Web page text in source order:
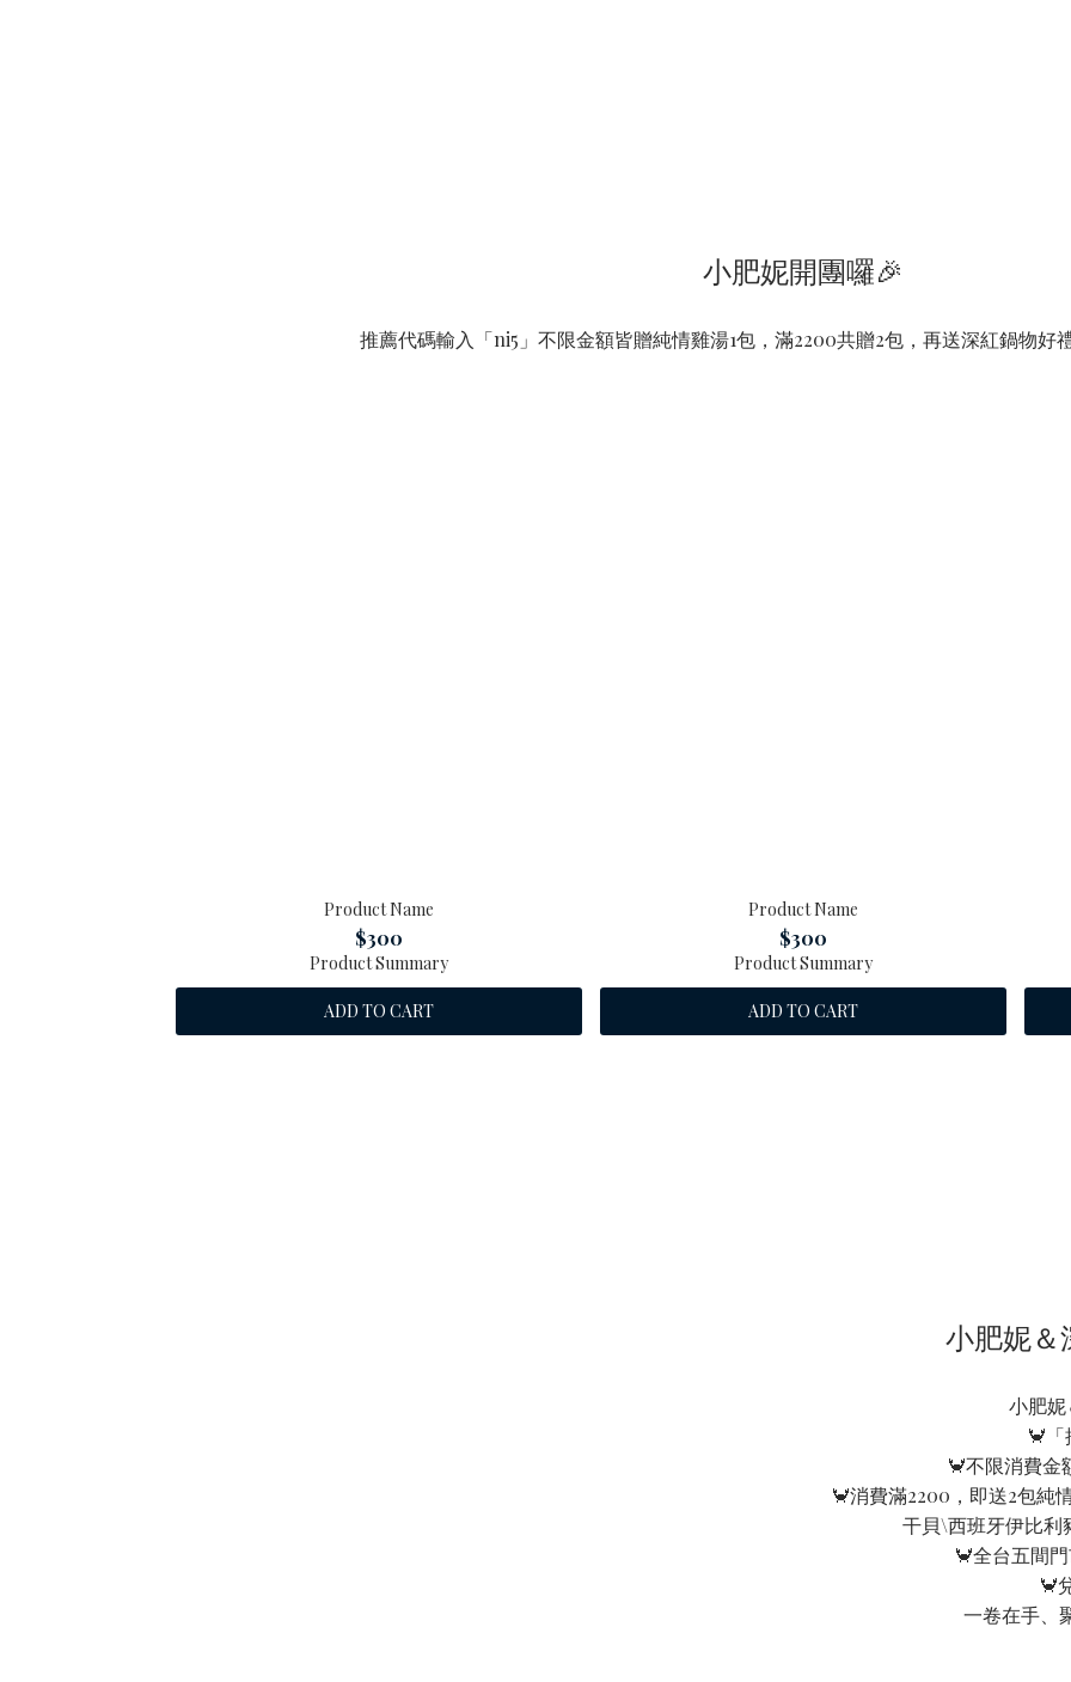
小肥妮開團囉🎉
推薦代碼輸入「ni5」不限金額皆贈純情雞湯1包，滿2200共贈2包，再送深紅鍋物好
Product Name
$300
Product Summary
ADD TO CART
Product Name
$300
Product Summary
ADD TO CART
小肥妮＆
小肥妮
🦀
🦀不限消費金
🦀消費滿2200，即送2包純
干貝\西班牙伊比利
🦀全台五間
🦀
一卷在手、